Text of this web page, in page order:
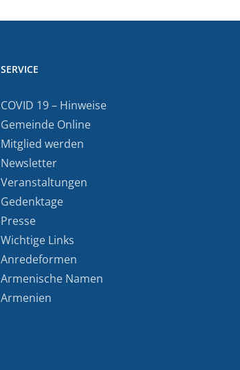
SERVICE
COVID 19 – Hinweise
Gemeinde Online
Mitglied werden
Newsletter
Veranstaltungen
Gedenktage
Presse
Wichtige Links
Anredeformen
Armenische Namen
Armenien